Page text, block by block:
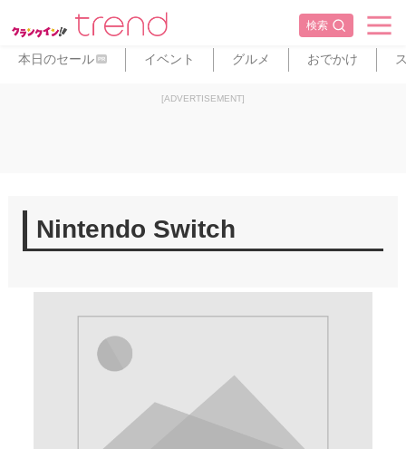
検索
本日のセール PR イベント グルメ おでかけ
[ADVERTISEMENT]
Nintendo Switch